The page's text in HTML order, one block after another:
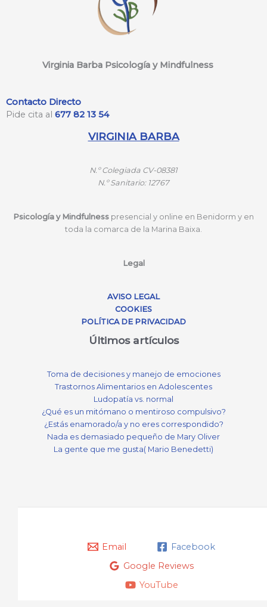
Virginia Barba Psicología y Mindfulness
Contacto Directo
Pide cita al 677 82 13 54
VIRGINIA BARBA
N.º Colegiada CV-08381
N.ºSanitario: 12767
Psicología y Mindfulness presencial y online en Benidorm y en
toda la comarca de la Marina Baixa.
Legal
AVISO LEGAL
COOKIES
POLÍTICA DE PRIVACIDAD
Últimos artículos
Toma de decisiones y manejo de emociones
Trastornos Alimentarios en Adolescentes
Ludopatía vs. normal
¿Qué es un mitómano o mentiroso compulsivo?
¿Estás enamorado/a y no eres correspondido?
Nada es demasiado pequeño de Mary Oliver
La gente que me gusta( Mario Benedetti)
Email
Facebook
Google Reviews
YouTube